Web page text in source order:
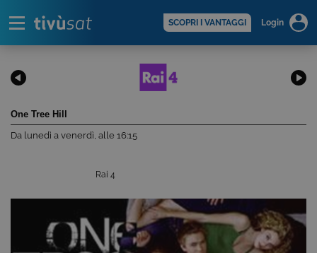
SCOPRI I VANTAGGI Login
One Tree Hill
Da lunedì a venerdì, alle 16:15
Rai 4